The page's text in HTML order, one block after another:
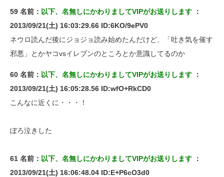
59 名前： 以下、名無しにかわりましてVIPがお送りします ：
2013/09/21(土) 16:03:29.66 ID:6KO/9ePV0
ネウロ読んだ後にジョジョ読み始めたんだけど、「吐き気を催す
邪悪」とかヤコvsイレブンのところとか意識してるのか
60 名前： 以下、名無しにかわりましてVIPがお送りします ：
2013/09/21(土) 16:05:28.56 ID:wfO+RkCD0
こんなに近くに・・・！
ぼろ泣きした
61 名前： 以下、名無しにかわりましてVIPがお送りします ：
2013/09/21(土) 16:06:48.04 ID:E+P6cO3d0